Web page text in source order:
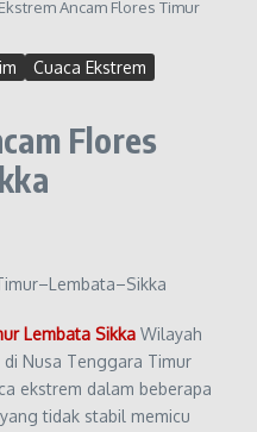
Ancam Flores Timur
Cuaca Ekstrem
Flores
Lembata Sikka Wilayah
di Nusa Tenggara Timur
ekstrem dalam beberapa
tidak stabil memicu